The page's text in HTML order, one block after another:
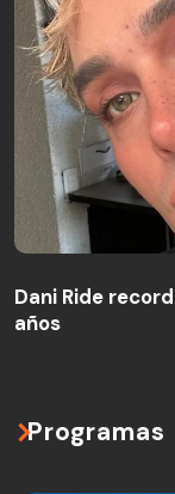
Dani Ride
años
Programas